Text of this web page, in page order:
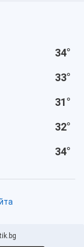
34°
33°
31°
32°
34°